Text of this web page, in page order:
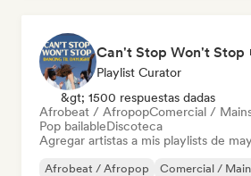
Playlist Curator
&gt; 1500 respuestas dadas
Afrobeat / AfropopComercial /
Pop bailableDiscoteca
Agregar artistas a mis playlists de
Afrobeat / Afropop Comercial /